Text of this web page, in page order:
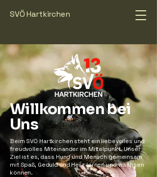
SVÖ Hartkirchen
Willkommen bei
Uns
Beim SVÖ Hartkirchen steht ein liebevolles und
freudvolles Miteinander im Mittelpunkt. Unser
Ziel ist es, dass Hund und Mensch gemeinsam
mit Spaß, Geduld und Herz lernen und wachsen
können.